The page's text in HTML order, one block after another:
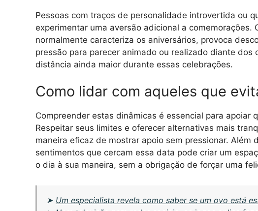
Pessoas com traços de personalidade introvertida ou
experimentar uma aversão adicional a
normalmente caracteriza os aniversários, provoca
pressão para parecer animado ou realizado diante
distância ainda maior durante essas celebrações.
Como lidar com aqueles que
Compreender estas dinâmicas é essencial para apoiar
Respeitar seus limites e oferecer alternativas mais
maneira eficaz de mostrar apoio sem pressionar. Além
sentimentos que cercam essa data pode criar um
o dia à sua maneira, sem a obrigação de forçar uma
➤ Um especialista revela como saber se um ovo está